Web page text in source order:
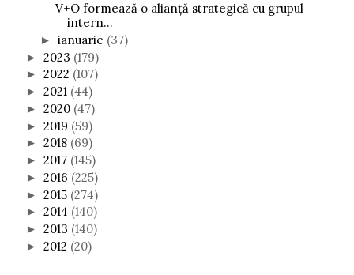
V+O formează o alianță strategică cu grupul
intern...
►ianuarie (37)
►2023 (179)
►2022 (107)
►2021 (44)
►2020 (47)
►2019 (59)
►2018 (69)
►2017 (145)
►2016 (225)
►2015 (274)
►2014 (140)
►2013 (140)
►2012 (20)